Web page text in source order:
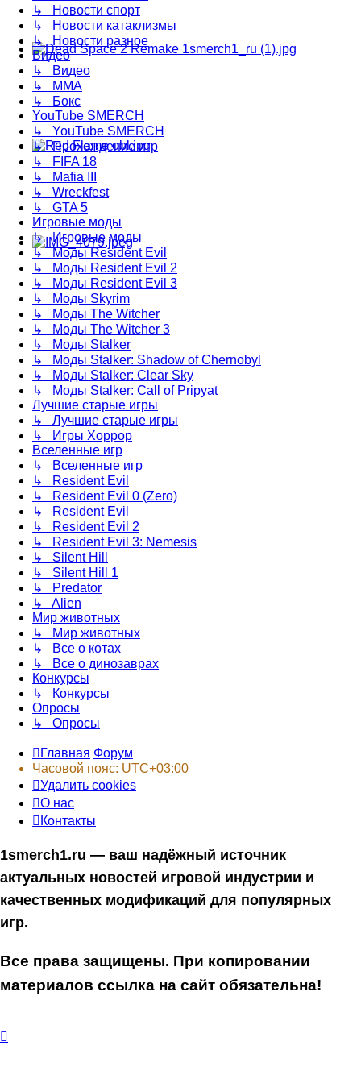
↳ Новости спорт
↳ Новости катаклизмы
↳ Новости разное
Видео
↳ Видео
↳ ММА
↳ Бокс
YouTube SMERCH
↳ YouTube SMERCH
↳ Прохождение игр
↳ FIFA 18
↳ Mafia III
↳ Wreckfest
↳ GTA 5
Игровые моды
↳ Игровые моды
↳ Моды Resident Evil
↳ Моды Resident Evil 2
↳ Моды Resident Evil 3
↳ Моды Skyrim
↳ Моды The Witcher
↳ Моды The Witcher 3
↳ Моды Stalker
↳ Моды Stalker: Shadow of Chernobyl
↳ Моды Stalker: Clear Sky
↳ Моды Stalker: Call of Pripyat
Лучшие старые игры
↳ Лучшие старые игры
↳ Игры Хоррор
Вселенные игр
↳ Вселенные игр
↳ Resident Evil
↳ Resident Evil 0 (Zero)
↳ Resident Evil
↳ Resident Evil 2
↳ Resident Evil 3: Nemesis
↳ Silent Hill
↳ Silent Hill 1
↳ Predator
↳ Alien
Мир животных
↳ Мир животных
↳ Все о котах
↳ Все о динозаврах
Конкурсы
↳ Конкурсы
Опросы
↳ Опросы
Главная Форум
Часовой пояс: UTC+03:00
Удалить cookies
О нас
Контакты
1smerch1.ru — ваш надёжный источник
актуальных новостей игровой индустрии и
качественных модификаций для популярных
игр.
Все права защищены. При копировании
материалов ссылка на сайт обязательна!